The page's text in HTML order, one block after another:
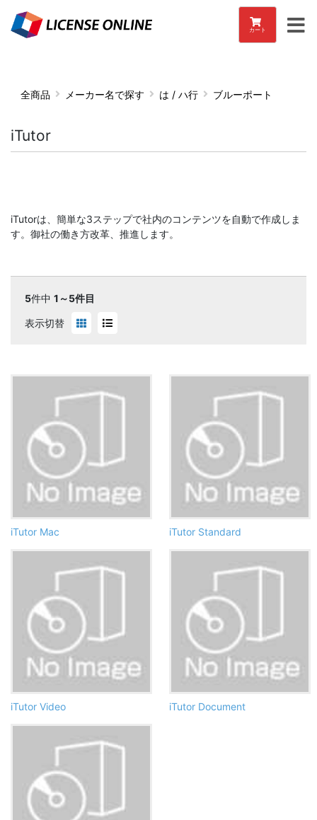
カート
全商品 メーカー名で探す は / ハ行 ブルーポート
iTutor
iTutorは、簡単な3ステップで社内のコンテンツを自動で作成しま
す。御社の働き方改革、推進します。
5件中 1～5件目
表示切替
iTutor Mac iTutor Standard
iTutor Video iTutor Document